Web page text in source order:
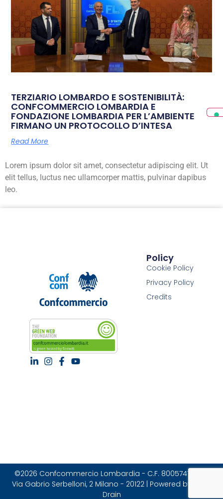
TERZIARIO LOMBARDO E SOSTENIBILITÀ:
CONFCOMMERCIO LOMBARDIA E
FONDAZIONE LOMBARDIA PER L’AMBIENTE
FIRMANO UN PROTOCOLLO D’INTESA
Read More
Lorem ipsum dolor sit amet, consectetur adipiscing elit. Ut
elit tellus, luctus nec ullamcorper mattis, pulvinar dapibus
leo.
Policy
Cookie Policy
Privacy Policy
Credits
©2026 Confcommercio Lombardia - C.F. 80057470157 |
Via Gabrio Serbelloni, 2 Milano - 20122 | Powered by Brain
Drain